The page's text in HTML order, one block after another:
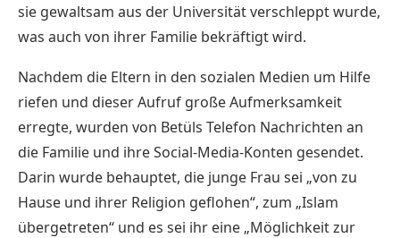
sie gewaltsam aus der Universität verschleppt wurde,
was auch von ihrer Familie bekräftigt wird.
Nachdem die Eltern in den sozialen Medien um Hilfe
riefen und dieser Aufruf große Aufmerksamkeit
erregte, wurden von Betüls Telefon Nachrichten an
die Familie und ihre Social-Media-Konten gesendet.
Darin wurde behauptet, die junge Frau sei „von zu
Hause und ihrer Religion geflohen“, zum „Islam
übergetreten“ und es sei ihr eine „Möglichkeit zur